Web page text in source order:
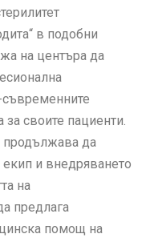
в подобни
на центъра да
своите пациенти.
продължава да
екип и внедряването
на
предлага
помощ на